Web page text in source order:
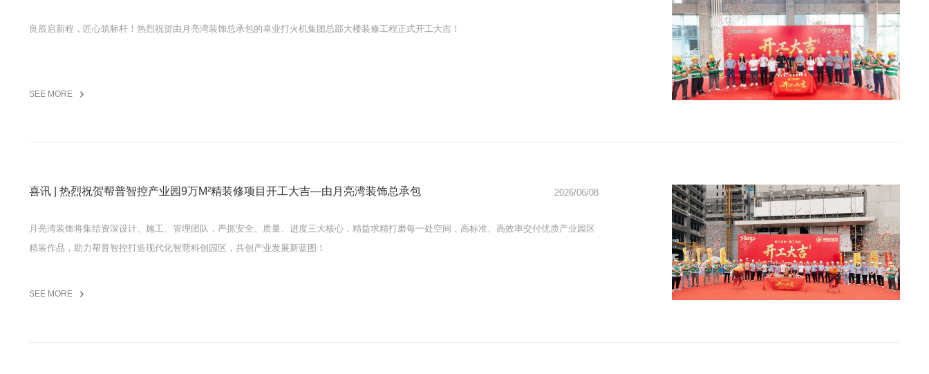
良辰启新程，匠心筑标杆！热烈祝贺由月亮湾装饰总承包的卓业打火机集团总部大楼装修工程正式开工大吉！
SEE MORE
喜讯 | 热烈祝贺帮普智控产业园9万M²精装修项目开工大吉—由月亮湾装饰总承包 2026/06/08
月亮湾装饰将集结资深设计、施工、管理团队，严抓安全、质量、进度三大核心，精益求精打磨每一处空间，高标准、高效率交付优质产业园区
精装作品，助力帮普智控打造现代化智慧科创园区，共创产业发展新蓝图！
SEE MORE